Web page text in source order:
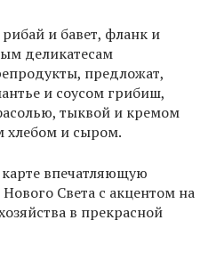
и бавет, фланк и
деликатесам
предложат,
и соусом грибиш,
тыквой и кремом
хлебом и сыром.
впечатляющую
Света с акцентом на
в прекрасной